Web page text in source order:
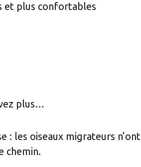
et plus confortables
plus…
: les oiseaux migrateurs n’ont
chemin.